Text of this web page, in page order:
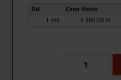
Od Cena Netto
1 szt. 9 900.00 zł